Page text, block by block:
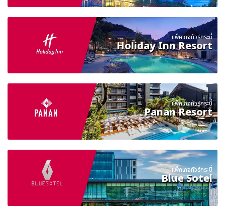
แพ็คเกจทัวร์กระบี่
Holiday Inn Resort
แพ็คเกจทัวร์กระบี่
Panan Resort
แพ็คเกจทัวร์กระบี่
Blue Sotel